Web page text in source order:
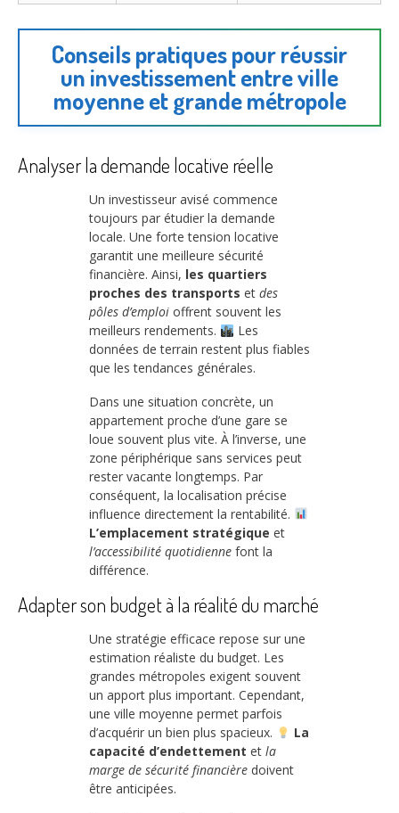
Conseils pratiques pour réussir
un investissement entre ville
moyenne et grande métropole
Analyser la demande locative réelle
Un investisseur avisé commence
toujours par étudier la demande
locale. Une forte tension locative
garantit une meilleure sécurité
financière. Ainsi, les quartiers
proches des transports et des
pôles d’emploi offrent souvent les
meilleurs rendements.
Les
données de terrain restent plus fiables
que les tendances générales.
Dans une situation concrète, un
appartement proche d’une gare se
loue souvent plus vite. À l’inverse, une
zone périphérique sans services peut
rester vacante longtemps. Par
conséquent, la localisation précise
influence directement la rentabilité.
L’emplacement stratégique et
l’accessibilité quotidienne font la
différence.
Adapter son budget à la réalité du marché
Une stratégie efficace repose sur une
estimation réaliste du budget. Les
grandes métropoles exigent souvent
un apport plus important. Cependant,
une ville moyenne permet parfois
d’acquérir un bien plus spacieux.
La
capacité d’endettement et la
marge de sécurité financière doivent
être anticipées.